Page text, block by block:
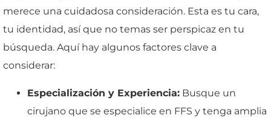
merece una cuidadosa consideración. Esta es tu cara,
tu identidad, así que no temas ser perspicaz en tu
búsqueda. Aquí hay algunos factores clave a
considerar:
Especialización y Experiencia: Busque un
cirujano que se especialice en FFS y tenga amplia